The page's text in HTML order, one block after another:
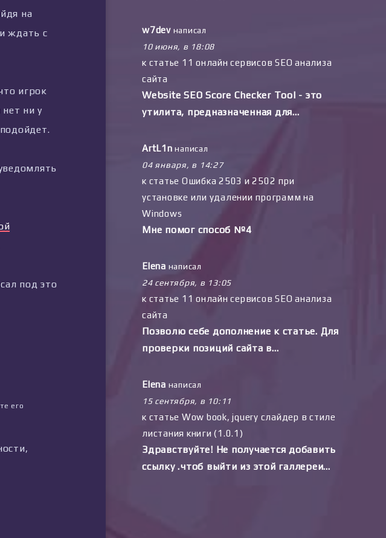
на
ждать с
игрок
ни у
под это
его
w7dev написал
10 июня, в 18:08
к статье 11 онлайн сервисов SEO анализа
сайта
Website SEO Score Checker Tool - это
утилита, предназначенная для…
ArtL1n написал
04 января, в 14:27
к статье Ошибка 2503 и 2502 при
установке или удалении программ на
Windows
Мне помог способ №4
Elena написал
24 сентября, в 13:05
к статье 11 онлайн сервисов SEO анализа
сайта
Позволю себе дополнение к статье. Для
проверки позиций сайта в…
Elena написал
15 сентября, в 10:11
к статье Wow book, jquery слайдер в стиле
листания книги (1.0.1)
Здравствуйте! Не получается добавить
ссылку .чтоб выйти из этой галлереи…